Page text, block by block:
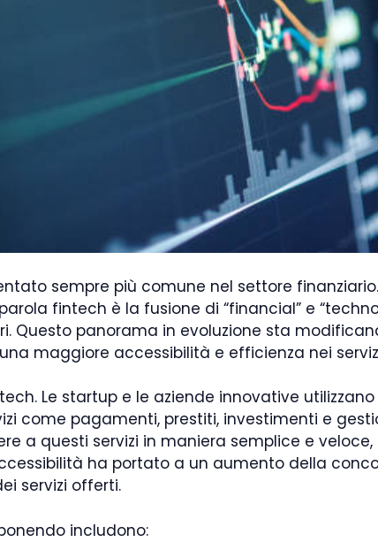
sempre più comune nel settore
fintech è la fusione di “financial” e
Questo panorama in evoluzione sta
maggiore accessibilità e efficienza nei
Le startup e le aziende innovative
come pagamenti, prestiti, investimenti e
a questi servizi in maniera semplice e
ha portato a un aumento della
servizi offerti.
includono: